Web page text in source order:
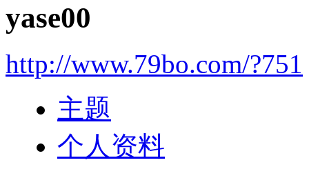
yase00
http://www.79bo.com/?751
主题
个人资料